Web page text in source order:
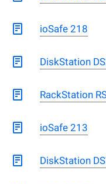
ioSafe 218
DiskStation
RackStation
ioSafe 213
DiskStation